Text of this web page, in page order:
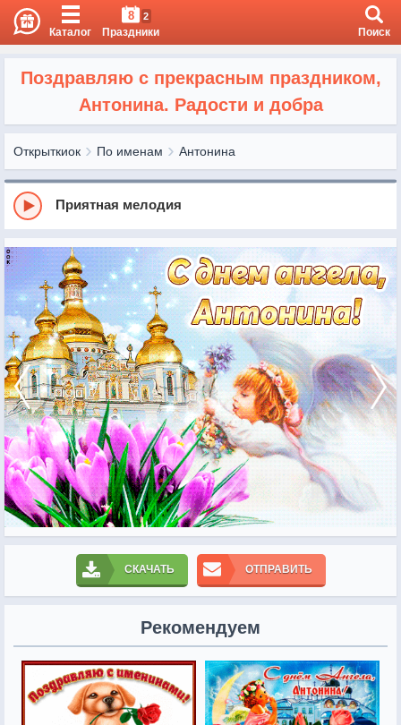
Каталог
8 2
Праздники Поиск
Поздравляю с прекрасным праздником,
Антонина. Радости и добра
Открыткиок По именам Антонина
Приятная мелодия
СКАЧАТЬ ОТПРАВИТЬ
Рекомендуем